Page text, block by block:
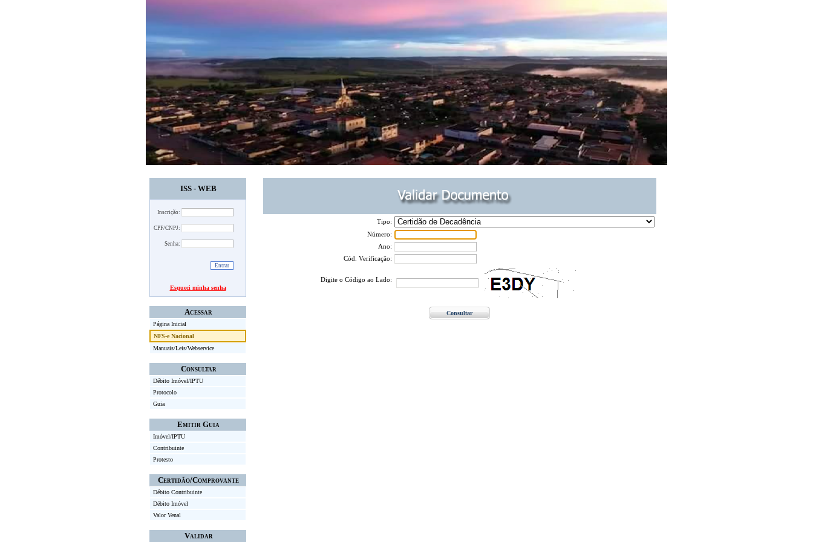
ISS - WEB
Inscrição:
CPF/CNPJ:
Senha:
Esqueci minha senha
Acessar
Página Inicial
NFS-e Nacional
Manuais/Leis/Webservice
Consultar
Débito Imóvel/IPTU
Protocolo
Guia
Emitir Guia
Imóvel/IPTU
Contribuinte
Protesto
Certidão/Comprovante
Débito Contribuinte
Débito Imóvel
Valor Venal
Validar
Tipo:
Número:
Ano:
Cód. Verificação:
Digite o Código ao Lado: